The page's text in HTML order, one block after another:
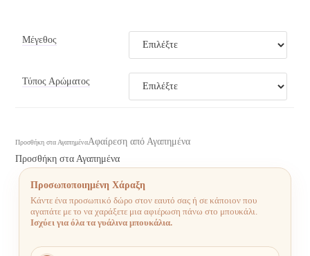
Μέγεθος
Τύπος Αρώματος
Προσθήκη στα ΑγαπημέναΑφαίρεση από Αγαπημένα
Προσθήκη στα Αγαπημένα
Προσωποποιημένη Χάραξη
Κάντε ένα προσωπικό δώρο στον εαυτό σας ή σε κάποιον που
αγαπάτε με το να χαράξετε μια αφιέρωση πάνω στο μπουκάλι.
Ισχύει για όλα τα γυάλινα μπουκάλια.